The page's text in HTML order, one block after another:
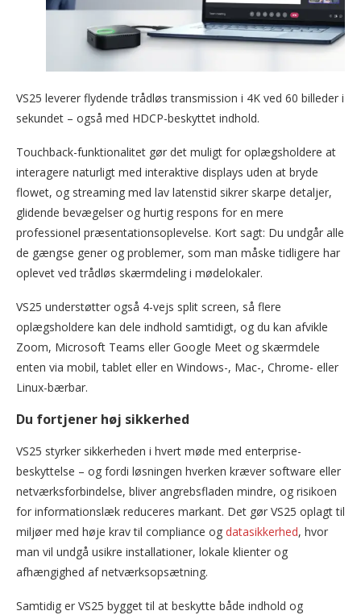
VS25 leverer flydende trådløs transmission i 4K ved 60 billeder i
sekundet – også med HDCP-beskyttet indhold.
Touchback-funktionalitet gør det muligt for oplægsholdere at
interagere naturligt med interaktive displays uden at bryde
flowet, og streaming med lav latenstid sikrer skarpe detaljer,
glidende bevægelser og hurtig respons for en mere
professionel præsentationsoplevelse. Kort sagt: Du undgår alle
de gængse gener og problemer, som man måske tidligere har
oplevet ved trådløs skærmdeling i mødelokaler.
VS25 understøtter også 4-vejs split screen, så flere
oplægsholdere kan dele indhold samtidigt, og du kan afvikle
Zoom, Microsoft Teams eller Google Meet og skærmdele
enten via mobil, tablet eller en Windows-, Mac-, Chrome- eller
Linux-bærbar.
Du fortjener høj sikkerhed
VS25 styrker sikkerheden i hvert møde med enterprise-
beskyttelse – og fordi løsningen hverken kræver software eller
netværksforbindelse, bliver angrebsfladen mindre, og risikoen
for informationslæk reduceres markant. Det gør VS25 oplagt til
miljøer med høje krav til compliance og datasikkerhed, hvor
man vil undgå usikre installationer, lokale klienter og
afhængighed af netværksopsætning.
Samtidig er VS25 bygget til at beskytte både indhold og